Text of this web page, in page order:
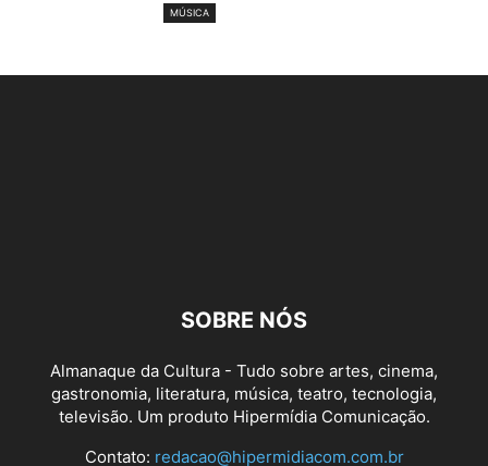
MÚSICA
SOBRE NÓS
Almanaque da Cultura - Tudo sobre artes, cinema,
gastronomia, literatura, música, teatro, tecnologia,
televisão. Um produto Hipermídia Comunicação.
Contato: redacao@hipermidiacom.com.br